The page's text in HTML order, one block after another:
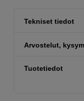
Tekniset tiedot
Arvostelut,
Tuotetiedot